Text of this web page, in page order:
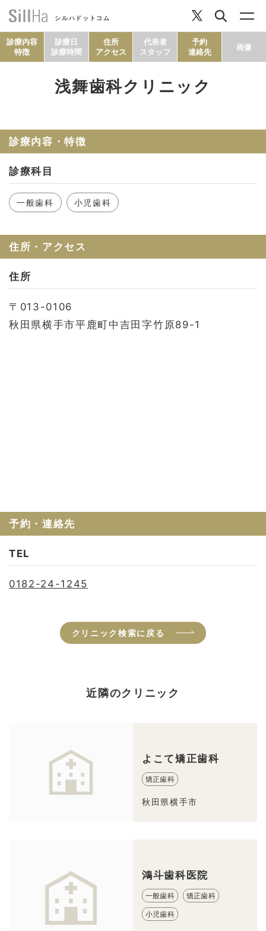
シルハドットコム
セルフチェック
診療内容
特徴
診療日
診療時間
住所
アクセス
代表者
スタッフ
予約
連絡先
画像
浅舞歯科クリニック
診療内容・特徴
診療科目
一般歯科 小児歯科
住所・アクセス
住所
〒013-0106
秋田県横手市平鹿町中吉田字竹原89-1
予約・連絡先
TEL
0182-24-1245
クリニック検索に戻る
近隣のクリニック
よこて矯正歯科
矯正歯科
秋田県横手市
鴻斗歯科医院
一般歯科 矯正歯科
小児歯科